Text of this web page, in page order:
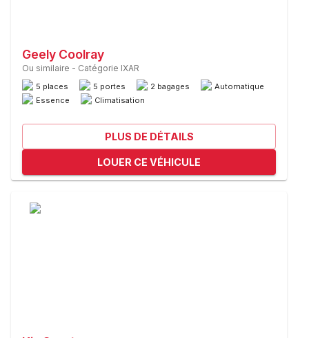
Geely Coolray
Ou similaire - Catégorie IXAR
5 places 5 portes 2 bagages
Automatique
Essence
Climatisation
PLUS DE DÉTAILS
LOUER CE VÉHICULE